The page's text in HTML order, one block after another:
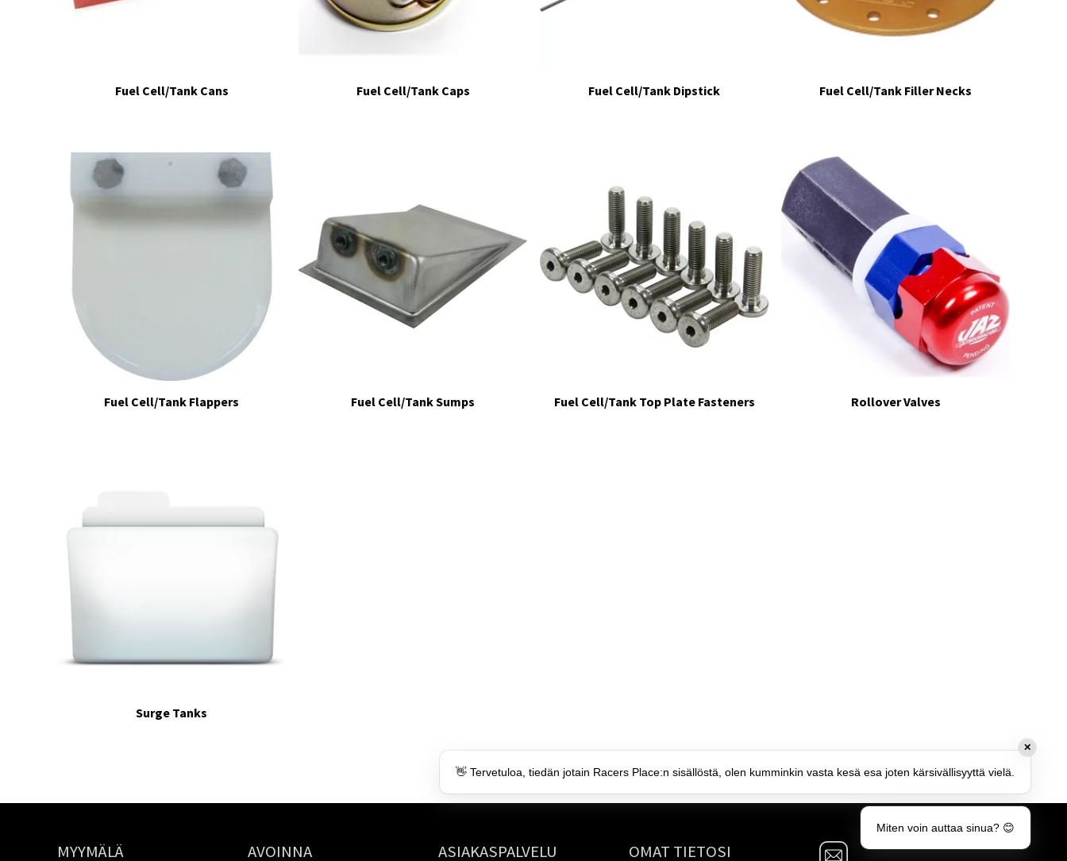
Fuel Cell/Tank Cans Fuel Cell/Tank Caps Fuel Cell/Tank Dipstick Fuel Cell/Tank Filler Necks
Fuel Cell/Tank Flappers Fuel Cell/Tank Sumps Fuel Cell/Tank Top Plate Fasteners Rollover Valves
Surge Tanks
MYYMÄLÄ AVOINNA ASIAKASPALVELU OMAT TIETOSI
✕
👋 Tervetuloa, tiedän jotain Racers Place:n sisällöstä, olen kumminkin vasta kesä esa joten kärsivällisyyttä vielä.
Miten voin auttaa sinua? 😊